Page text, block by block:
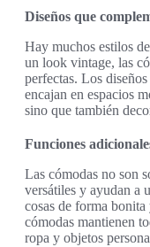
Diseños que
Hay muchos estilos
un look vintage, las
perfectas. Los
encajan en espacios
sino que también
Funciones
Las cómodas no son
versátiles y ayudan a
cosas de forma
cómodas mantienen
ropa y objetos